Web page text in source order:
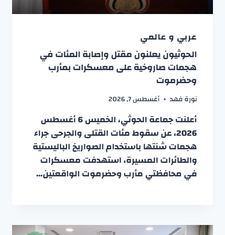
عربي و عالمي
الحوثيون يعلنون مقتل وإصابة المئات في
هجمات صاروخية على معسكرات بمأرب
وحضرموت
نورة فهد أغسطس 7, 2026
أعلنت جماعة الحوثي، الخميس 6 أغسطس
2026، عن سقوط مئات القتلى والجرحى جراء
هجمات شنتها باستخدام الصواريخ الباليستية
والطائرات المسيرة، استهدفت معسكرات
في محافظتي مأرب وحضرموت الواقعتين…